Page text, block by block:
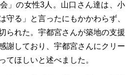
」の女性3人。山口さん達は、小
守る」と言ったにもかかわらず、
られた。宇都宮さんが築地の支援
謝しており、宇都宮さんにクリー
てほしいと述べました。